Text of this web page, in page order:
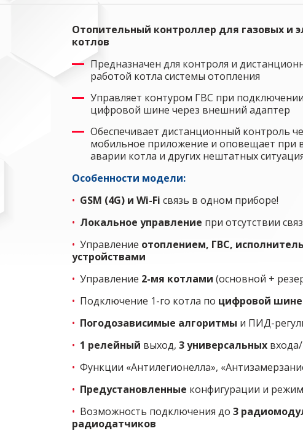
Отопительный контроллер для газовых и
котлов
Предназначен для контроля и
работой котла системы отопления
Управляет контуром ГВС при
цифровой шине через внешний адаптер
Обеспечивает дистанционный контроль
мобильное приложение и оповещает при
аварии котла и других нештатных
Особенности модели:
• GSM (4G) и Wi-Fi связь в одном приборе!
• Локальное управление при отсутствии
• Управление отоплением, ГВС,
устройствами
• Управление 2-мя котлами (основной +
• Подключение 1-го котла по цифровой шине
• Погодозависимые алгоритмы и ПИД-
• 1 релейный выход, 3 универсальных
• Функции «Антилегионелла»,
• Предустановленные конфигурации и
• Возможность подключения до 3
радиодатчиков